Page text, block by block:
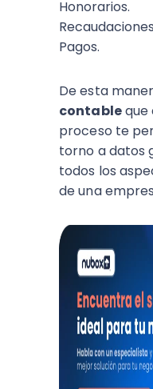
Honorarios.
Pagos.
De esta
contableque
proceso te
torno a datos
todos los
de una